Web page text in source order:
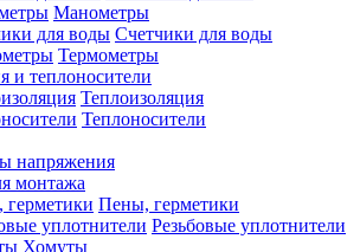
Манометры
Счетчики для воды
Термометры
и теплоносители
Теплоизоляция
Теплоносители
напряжения
монтажа
Пены, герметики
Резьбовые уплотнители
Хомуты